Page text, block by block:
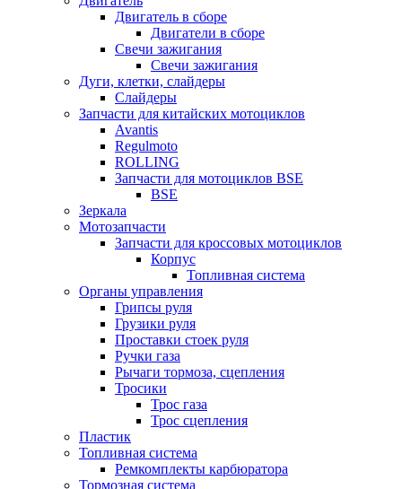
Двигатель в сборе
Двигатели в сборе
Свечи зажигания
Свечи зажигания
Дуги, клетки, слайдеры
Слайдеры
Запчасти для китайских мотоциклов
Avantis
Regulmoto
ROLLING
Запчасти для мотоциклов BSE
BSE
Зеркала
Мотозапчасти
Запчасти для кроссовых мотоциклов
Корпус
Топливная система
Органы управления
Грипсы руля
Грузики руля
Проставки стоек руля
Ручки газа
Рычаги тормоза, сцепления
Тросики
Трос газа
Трос сцепления
Пластик
Топливная система
Ремкомплекты карбюратора
Тормозная система